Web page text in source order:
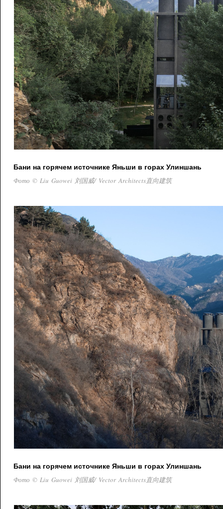
Бани на горячем источнике Яньши в горах Улиншань
Фото © Liu Guowei 刘国威/ Vector Architects直向建筑
Бани на горячем источнике Яньши в горах Улиншань
Фото © Liu Guowei 刘国威/ Vector Architects直向建筑